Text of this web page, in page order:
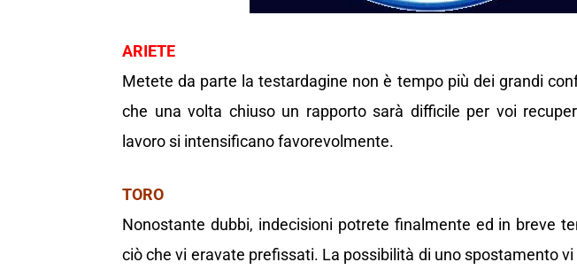
ARIETE
Metete da parte la testardagine non è tempo più dei grandi
che una volta chiuso un rapporto sarà difficile per voi
lavoro si intensificano favorevolmente.
TORO
Nonostante dubbi, indecisioni potrete finalmente ed in breve
ciò che vi eravate prefissati. La possibilità di uno spostamento